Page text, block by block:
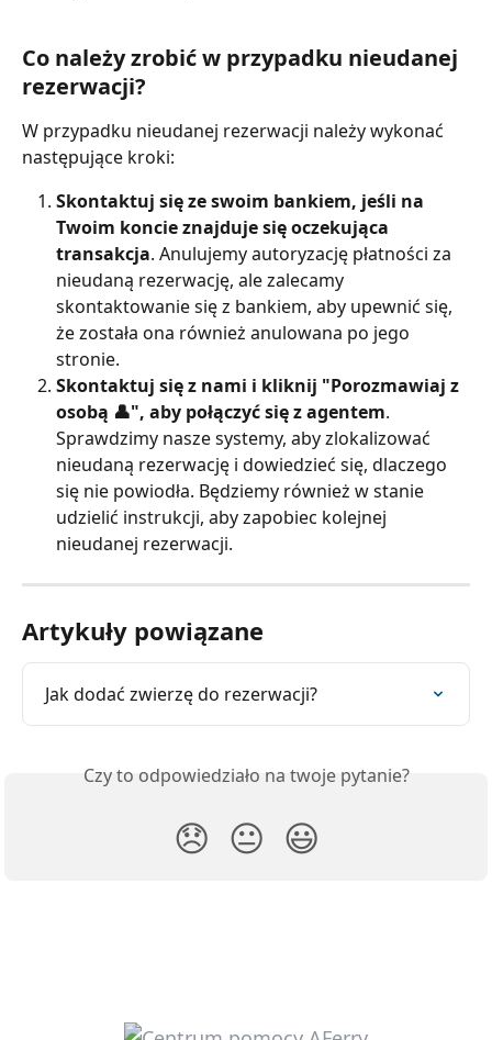
Co należy zrobić w przypadku nieudanej
rezerwacji?
W przypadku nieudanej rezerwacji należy wykonać
następujące kroki:
Skontaktuj się ze swoim bankiem, jeśli na
Twoim koncie znajduje się oczekująca
transakcja. Anulujemy autoryzację płatności za
nieudaną rezerwację, ale zalecamy
skontaktowanie się z bankiem, aby upewnić się,
że została ona również anulowana po jego
stronie.
Skontaktuj się z nami i kliknij "Porozmawiaj z
osobą 👤", aby połączyć się z agentem.
Sprawdzimy nasze systemy, aby zlokalizować
nieudaną rezerwację i dowiedzieć się, dlaczego
się nie powiodła. Będziemy również w stanie
udzielić instrukcji, aby zapobiec kolejnej
nieudanej rezerwacji.
Artykuły powiązane
Jak dodać zwierzę do rezerwacji?
Czy to odpowiedziało na twoje pytanie?
😞 😐 😃